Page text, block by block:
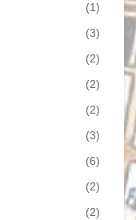
(1)
(3)
(2)
(2)
(2)
(3)
(6)
(2)
(2)